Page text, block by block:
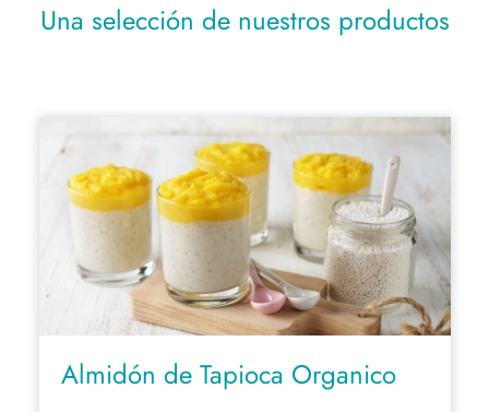
Una selección de nuestros productos
Almidón de Tapioca Organico